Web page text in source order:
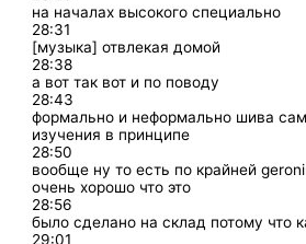
на началах высокого специально
28:31
[музыка] отвлекая домой
28:38
а вот так вот и по поводу
28:43
формально и неформально шива
изучения в принципе
28:50
вообще ну то есть по крайней
очень хорошо что это
28:56
было сделано на склад потому что
29:01